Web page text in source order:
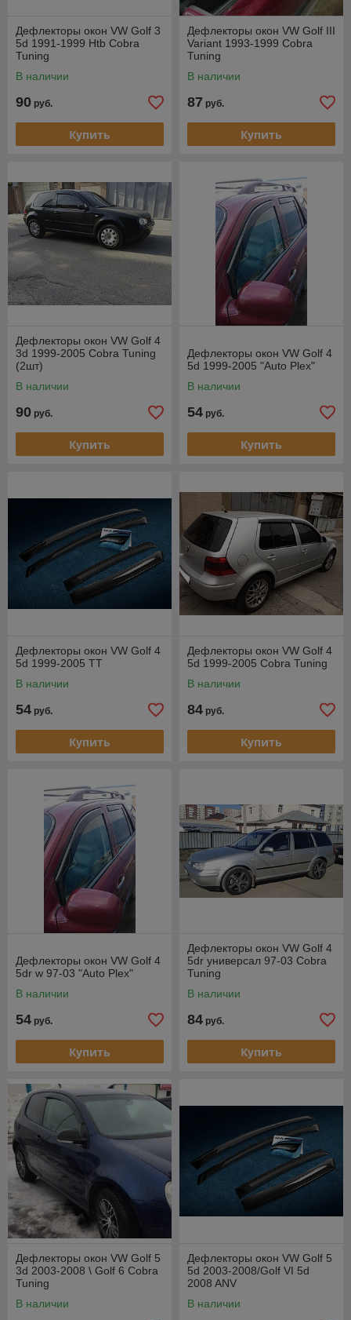
Дефлекторы окон VW Golf 3
5d 1991-1999 Htb Cobra
Tuning
В наличии
90 руб.
Купить
Дефлекторы окон VW Golf III
Variant 1993-1999 Cobra
Tuning
В наличии
87 руб.
Купить
Дефлекторы окон VW Golf 4
3d 1999-2005 Cobra Tuning
(2шт)
В наличии
90 руб.
Купить
Дефлекторы окон VW Golf 4
5d 1999-2005 "Auto Plex"
В наличии
54 руб.
Купить
Дефлекторы окон VW Golf 4
5d 1999-2005 TT
В наличии
54 руб.
Купить
Дефлекторы окон VW Golf 4
5d 1999-2005 Cobra Tuning
В наличии
84 руб.
Купить
Дефлекторы окон VW Golf 4
5dr w 97-03 "Auto Plex"
В наличии
54 руб.
Купить
Дефлекторы окон VW Golf 4
5dr универсал 97-03 Cobra
Tuning
В наличии
84 руб.
Купить
Дефлекторы окон VW Golf 5
3d 2003-2008 \ Golf 6 Cobra
Tuning
В наличии
Дефлекторы окон VW Golf 5
5d 2003-2008/Golf VI 5d
2008 ANV
В наличии